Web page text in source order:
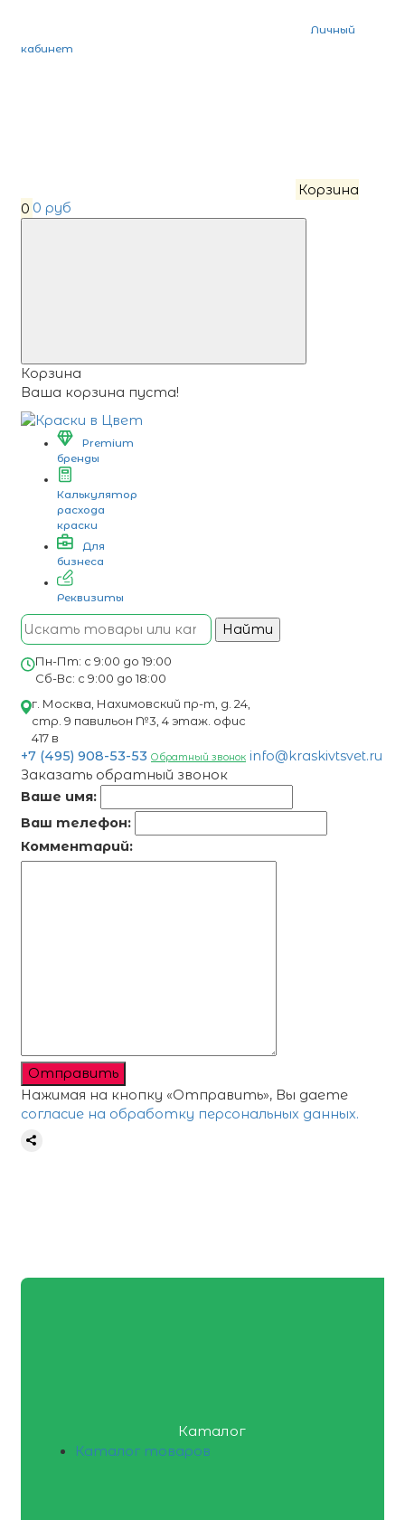
Личный
кабинет
Корзина
0 0 руб
Корзина
Ваша корзина пуста!
Premium
бренды
Калькулятор
расхода
краски
Для
бизнеса
Реквизиты
Найти
Пн-Пт: с 9:00 до 19:00
Сб-Вс: с 9:00 до 18:00
г. Москва, Нахимовский пр-т, д. 24,
стр. 9 павильон №3, 4 этаж. офис
417 в
+7 (495) 908-53-53 Обратный звонок info@kraskivtsvet.ru
Заказать обратный звонок
Ваше имя:
Ваш телефон:
Комментарий:
Отправить
Нажимая на кнопку «Отправить», Вы даете
согласие на обработку персональных данных.
Каталог
Каталог товаров